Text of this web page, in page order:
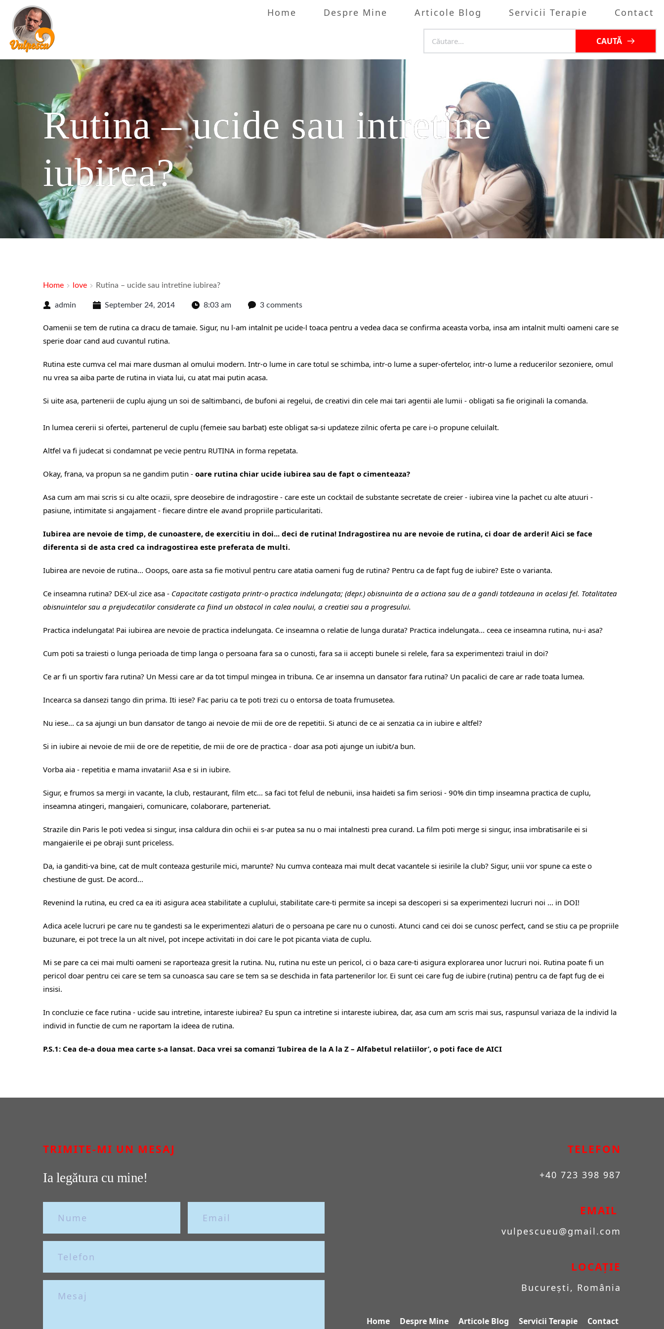
Home Despre Mine Articole Blog Servicii Terapie Contact
CAUTĂ
Rutina – ucide sau intretine
iubirea?
Home love Rutina – ucide sau intretine iubirea?
admin September 24, 2014 8:03 am 3 comments
Oamenii se tem de rutina ca dracu de tamaie. Sigur, nu l-am intalnit pe ucide-l toaca pentru a vedea daca se confirma aceasta vorba, insa am intalnit multi oameni care se
sperie doar cand aud cuvantul rutina.
Rutina este cumva cel mai mare dusman al omului modern. Intr-o lume in care totul se schimba, intr-o lume a super-ofertelor, intr-o lume a reducerilor sezoniere, omul
nu vrea sa aiba parte de rutina in viata lui, cu atat mai putin acasa.
Si uite asa, partenerii de cuplu ajung un soi de saltimbanci, de bufoni ai regelui, de creativi din cele mai tari agentii ale lumii - obligati sa fie originali la comanda.
In lumea cererii si ofertei, partenerul de cuplu (femeie sau barbat) este obligat sa-si updateze zilnic oferta pe care i-o propune celuilalt.
Altfel va fi judecat si condamnat pe vecie pentru RUTINA in forma repetata.
Okay, frana, va propun sa ne gandim putin - oare rutina chiar ucide iubirea sau de fapt o cimenteaza?
Asa cum am mai scris si cu alte ocazii, spre deosebire de indragostire - care este un cocktail de substante secretate de creier - iubirea vine la pachet cu alte atuuri -
pasiune, intimitate si angajament - fiecare dintre ele avand propriile particularitati.
Iubirea are nevoie de timp, de cunoastere, de exercitiu in doi... deci de rutina! Indragostirea nu are nevoie de rutina, ci doar de arderi! Aici se face
diferenta si de asta cred ca indragostirea este preferata de multi.
Iubirea are nevoie de rutina... Ooops, oare asta sa fie motivul pentru care atatia oameni fug de rutina? Pentru ca de fapt fug de iubire? Este o varianta.
Ce inseamna rutina? DEX-ul zice asa - Capacitate castigata printr-o practica indelungata; (depr.) obisnuinta de a actiona sau de a gandi totdeauna in acelasi fel. Totalitatea
obisnuintelor sau a prejudecatilor considerate ca fiind un obstacol in calea noului, a creatiei sau a progresului.
Practica indelungata! Pai iubirea are nevoie de practica indelungata. Ce inseamna o relatie de lunga durata? Practica indelungata... ceea ce inseamna rutina, nu-i asa?
Cum poti sa traiesti o lunga perioada de timp langa o persoana fara sa o cunosti, fara sa ii accepti bunele si relele, fara sa experimentezi traiul in doi?
Ce ar fi un sportiv fara rutina? Un Messi care ar da tot timpul mingea in tribuna. Ce ar insemna un dansator fara rutina? Un pacalici de care ar rade toata lumea.
Incearca sa dansezi tango din prima. Iti iese? Fac pariu ca te poti trezi cu o entorsa de toata frumusetea.
Nu iese... ca sa ajungi un bun dansator de tango ai nevoie de mii de ore de repetitii. Si atunci de ce ai senzatia ca in iubire e altfel?
Si in iubire ai nevoie de mii de ore de repetitie, de mii de ore de practica - doar asa poti ajunge un iubit/a bun.
Vorba aia - repetitia e mama invatarii! Asa e si in iubire.
Sigur, e frumos sa mergi in vacante, la club, restaurant, film etc... sa faci tot felul de nebunii, insa haideti sa fim seriosi - 90% din timp inseamna practica de cuplu,
inseamna atingeri, mangaieri, comunicare, colaborare, parteneriat.
Strazile din Paris le poti vedea si singur, insa caldura din ochii ei s-ar putea sa nu o mai intalnesti prea curand. La film poti merge si singur, insa imbratisarile ei si
mangaierile ei pe obraji sunt priceless.
Da, ia ganditi-va bine, cat de mult conteaza gesturile mici, marunte? Nu cumva conteaza mai mult decat vacantele si iesirile la club? Sigur, unii vor spune ca este o
chestiune de gust. De acord...
Revenind la rutina, eu cred ca ea iti asigura acea stabilitate a cuplului, stabilitate care-ti permite sa incepi sa descoperi si sa experimentezi lucruri noi ... in DOI!
Adica acele lucruri pe care nu te gandesti sa le experimentezi alaturi de o persoana pe care nu o cunosti. Atunci cand cei doi se cunosc perfect, cand se stiu ca pe propriile
buzunare, ei pot trece la un alt nivel, pot incepe activitati in doi care le pot picanta viata de cuplu.
Mi se pare ca cei mai multi oameni se raporteaza gresit la rutina. Nu, rutina nu este un pericol, ci o baza care-ti asigura explorarea unor lucruri noi. Rutina poate fi un
pericol doar pentru cei care se tem sa cunoasca sau care se tem sa se deschida in fata partenerilor lor. Ei sunt cei care fug de iubire (rutina) pentru ca de fapt fug de ei
insisi.
In concluzie ce face rutina - ucide sau intretine, intareste iubirea? Eu spun ca intretine si intareste iubirea, dar, asa cum am scris mai sus, raspunsul variaza de la individ la
individ in functie de cum ne raportam la ideea de rutina.
P.S.1: Cea de-a doua mea carte s-a lansat. Daca vrei sa comanzi ‘Iubirea de la A la Z – Alfabetul relatiilor’, o poti face de AICI
TRIMITE-MI UN MESAJ
Ia legătura cu mine!
TELEFON
+40 723 398 987
EMAIL
vulpescueu@gmail.com
LOCAȚIE
București, România
Home Despre Mine Articole Blog Servicii Terapie Contact